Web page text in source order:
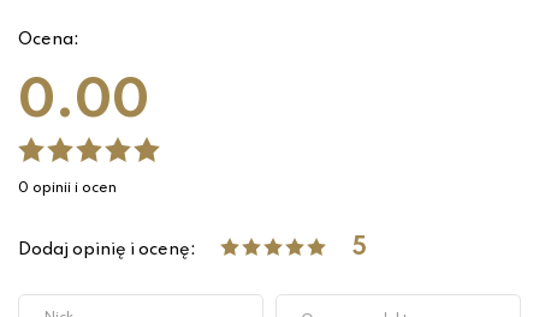
Ocena:
0.00
0 opinii i ocen
Dodaj opinię i ocenę: 5